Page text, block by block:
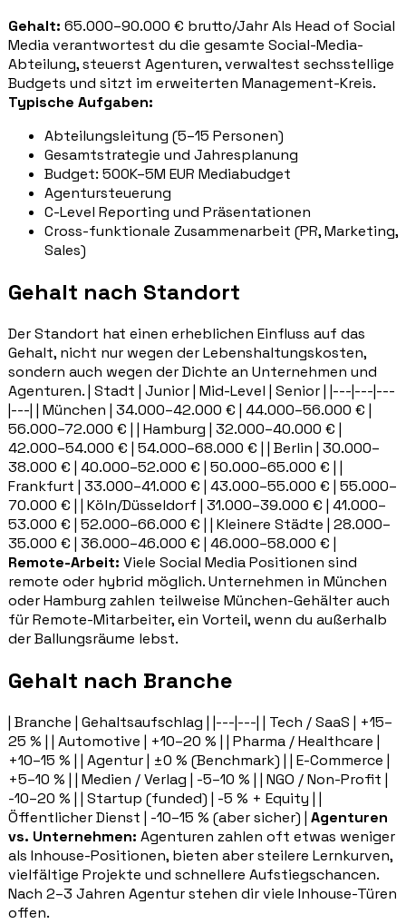
Gehalt: 65.000–90.000 € brutto/Jahr Als Head of Social
Media verantwortest du die gesamte Social-Media-
Abteilung, steuerst Agenturen, verwaltest sechsstellige
Budgets und sitzt im erweiterten Management-Kreis.
Typische Aufgaben:
Abteilungsleitung (5–15 Personen)
Gesamtstrategie und Jahresplanung
Budget: 500K–5M EUR Mediabudget
Agentursteuerung
C-Level Reporting und Präsentationen
Cross-funktionale Zusammenarbeit (PR, Marketing,
Sales)
Gehalt nach Standort
Der Standort hat einen erheblichen Einfluss auf das
Gehalt, nicht nur wegen der Lebenshaltungskosten,
sondern auch wegen der Dichte an Unternehmen und
Agenturen. | Stadt | Junior | Mid-Level | Senior | |---|---|---
|---| | München | 34.000–42.000 € | 44.000–56.000 € |
56.000–72.000 € | | Hamburg | 32.000–40.000 € |
42.000–54.000 € | 54.000–68.000 € | | Berlin | 30.000–
38.000 € | 40.000–52.000 € | 50.000–65.000 € | |
Frankfurt | 33.000–41.000 € | 43.000–55.000 € | 55.000–
70.000 € | | Köln/Düsseldorf | 31.000–39.000 € | 41.000–
53.000 € | 52.000–66.000 € | | Kleinere Städte | 28.000–
35.000 € | 36.000–46.000 € | 46.000–58.000 € |
Remote-Arbeit: Viele Social Media Positionen sind
remote oder hybrid möglich. Unternehmen in München
oder Hamburg zahlen teilweise München-Gehälter auch
für Remote-Mitarbeiter, ein Vorteil, wenn du außerhalb
der Ballungsräume lebst.
Gehalt nach Branche
| Branche | Gehaltsaufschlag | |---|---| | Tech / SaaS | +15–
25 % | | Automotive | +10–20 % | | Pharma / Healthcare |
+10–15 % | | Agentur | ±0 % (Benchmark) | | E-Commerce |
+5–10 % | | Medien / Verlag | -5–10 % | | NGO / Non-Profit |
-10–20 % | | Startup (funded) | -5 % + Equity | |
Öffentlicher Dienst | -10–15 % (aber sicher) | Agenturen
vs. Unternehmen: Agenturen zahlen oft etwas weniger
als Inhouse-Positionen, bieten aber steilere Lernkurven,
vielfältige Projekte und schnellere Aufstiegschancen.
Nach 2–3 Jahren Agentur stehen dir viele Inhouse-Türen
offen.